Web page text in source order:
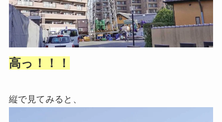
高っ！！！
縦で見てみると、